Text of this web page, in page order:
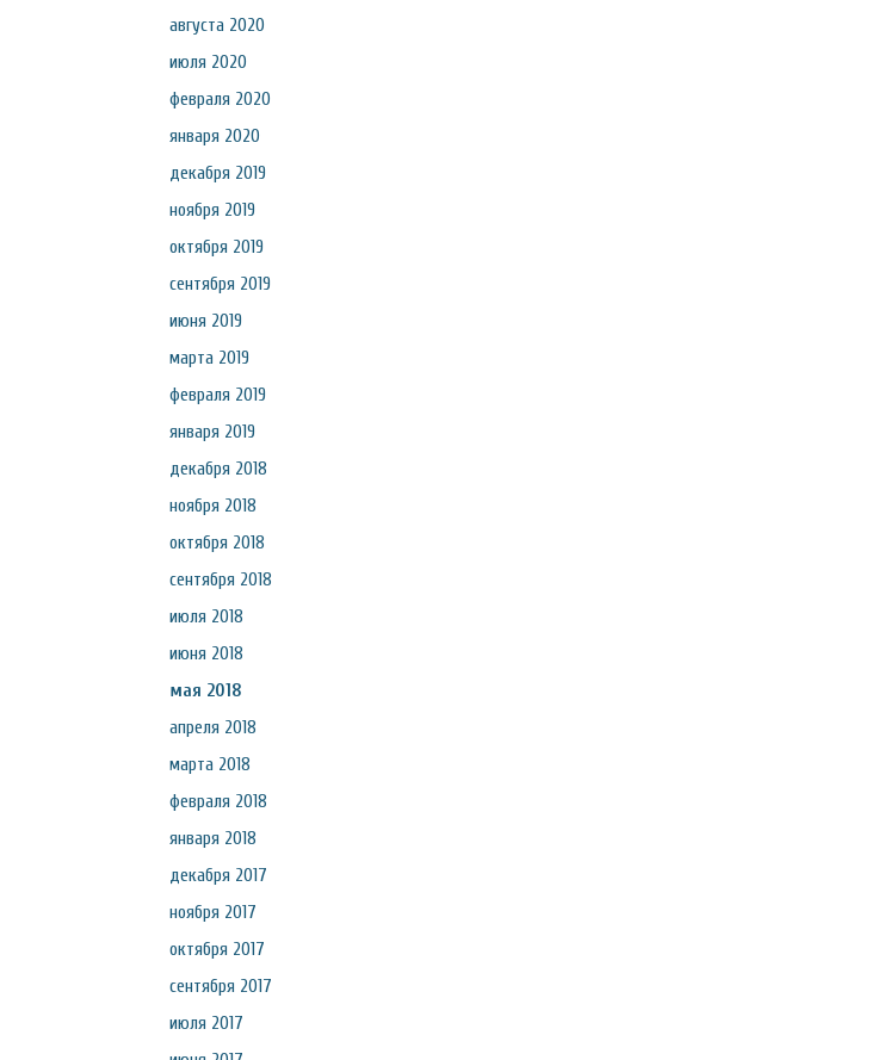
августа 2020
июля 2020
февраля 2020
января 2020
декабря 2019
ноября 2019
октября 2019
сентября 2019
июня 2019
марта 2019
февраля 2019
января 2019
декабря 2018
ноября 2018
октября 2018
сентября 2018
июля 2018
июня 2018
мая 2018
апреля 2018
марта 2018
февраля 2018
января 2018
декабря 2017
ноября 2017
октября 2017
сентября 2017
июля 2017